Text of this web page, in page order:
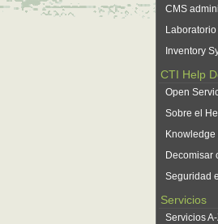
CMS
Inventory
CTI Help
Open
Sobre el
Knowledge
Decomisar
Seguridad
Servicios
Servicios